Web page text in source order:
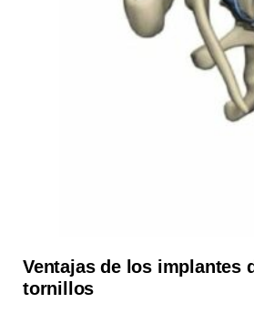
Ventajas de los implantes
tornillos